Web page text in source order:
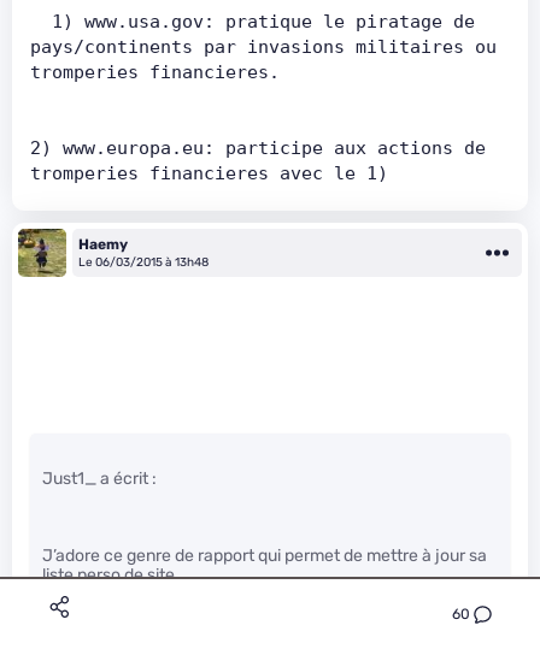
60
pays/continents par invasions militaires ou
tromperies financieres.
2) www.europa.eu: participe aux actions de
tromperies financieres avec le 1)
Haemy
Le 06/03/2015 à 13h48
Just1_ a écrit :
J’adore ce genre de rapport qui permet de mettre à jour sa
liste perso de site….